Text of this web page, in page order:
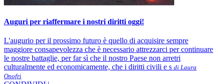
Auguri per riaffermare i nostri diritti oggi!
L'augurio per il prossimo futuro è quello di acquisire sempre
maggiore consapevolezza che è necessario attrezzarci per continuare
le nostre battaglie, per far sì che il nostro Paese non arretri
culturalmente ed economicamente, che i diritti civili e s di Laura
Onofri